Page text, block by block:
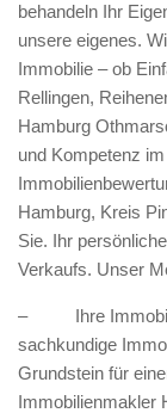
behandeln Ihr
unsere eigenes.
Immobilie – ob
Rellingen,
Hamburg
und Kompetenz
Hamburg, Kreis
Sie. Ihr
Verkaufs. Unser
– Ihre Immobilie
sachkundige
Grundstein für
Immobilienmakler